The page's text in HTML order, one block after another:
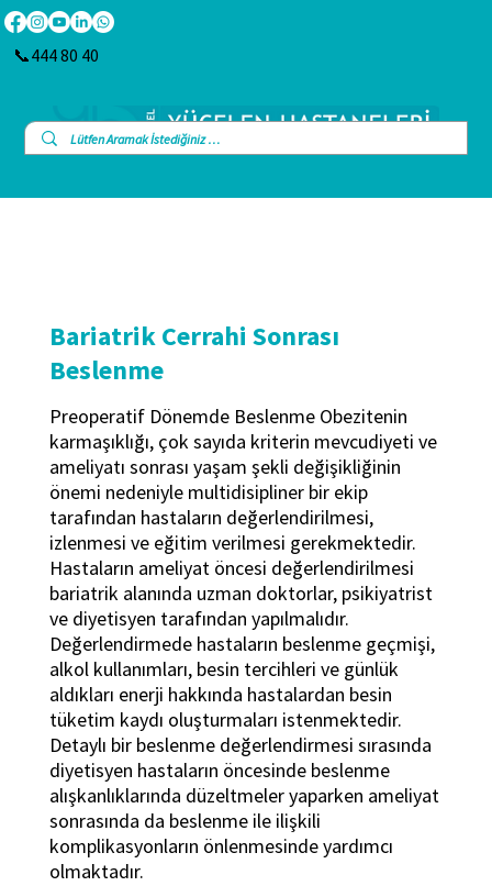
📞444 80 40
Bariatrik Cerrahi Sonrası
Beslenme
Preoperatif Dönemde Beslenme Obezitenin
karmaşıklığı, çok sayıda kriterin mevcudiyeti ve
ameliyatı sonrası yaşam şekli değişikliğinin
önemi nedeniyle multidisipliner bir ekip
tarafından hastaların değerlendirilmesi,
izlenmesi ve eğitim verilmesi gerekmektedir.
Hastaların ameliyat öncesi değerlendirilmesi
bariatrik alanında uzman doktorlar, psikiyatrist
ve diyetisyen tarafından yapılmalıdır.
Değerlendirmede hastaların beslenme geçmişi,
alkol kullanımları, besin tercihleri ve günlük
aldıkları enerji hakkında hastalardan besin
tüketim kaydı oluşturmaları istenmektedir.
Detaylı bir beslenme değerlendirmesi sırasında
diyetisyen hastaların öncesinde beslenme
alışkanlıklarında düzeltmeler yaparken ameliyat
sonrasında da beslenme ile ilişkili
komplikasyonların önlenmesinde yardımcı
olmaktadır.